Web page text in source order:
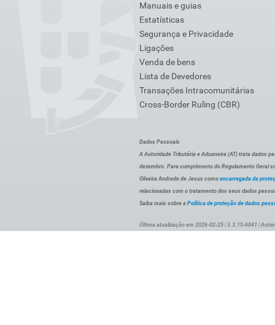
Manuais e guias
Estatísticas
Segurança e Privacidade
Ligações
Venda de bens
Lista de Devedores
Transações Intracomunitárias
Cross-Border Ruling (CBR)
Dados Pessoais
A Autoridade Tributária e Aduaneira (AT) trata dados
dezembro. Para cumprimento do Regulamento Geral
Oliveira Andrade de Jesus como encarregada da
relacionadas com o tratamento dos seus dados
Saiba mais sobre a Política de proteção de dados
Última atualização em 2026-02-25 | 3.3.15-6041 |